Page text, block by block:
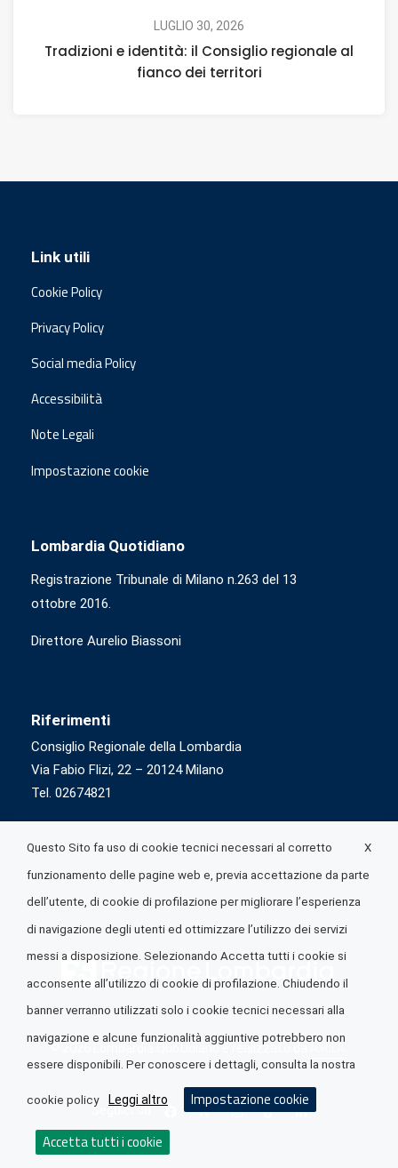
LUGLIO 30, 2026
Tradizioni e identità: il Consiglio regionale al
fianco dei territori
Link utili
Cookie Policy
Privacy Policy
Social media Policy
Accessibilità
Note Legali
Impostazione cookie
Lombardia Quotidiano
Registrazione Tribunale di Milano n.263 del 13
ottobre 2016.
Direttore Aurelio Biassoni
Riferimenti
Consiglio Regionale della Lombardia
Via Fabio Flizi, 22 – 20124 Milano
Tel. 02674821
© 2026 Lombardia Quotidiano è realizzato daA.R.I.A.
Seguici su
X
Questo Sito fa uso di cookie tecnici necessari al corretto
funzionamento delle pagine web e, previa accettazione da parte
dell’utente, di cookie di profilazione per migliorare l’esperienza
di navigazione degli utenti ed ottimizzare l’utilizzo dei servizi
messi a disposizione. Selezionando Accetta tutti i cookie si
acconsente all’utilizzo di cookie di profilazione. Chiudendo il
banner verranno utilizzati solo i cookie tecnici necessari alla
navigazione e alcune funzionalità aggiuntive potrebbero non
essere disponibili. Per conoscere i dettagli, consulta la nostra
cookie policy Leggi altro Impostazione cookie
Accetta tutti i cookie